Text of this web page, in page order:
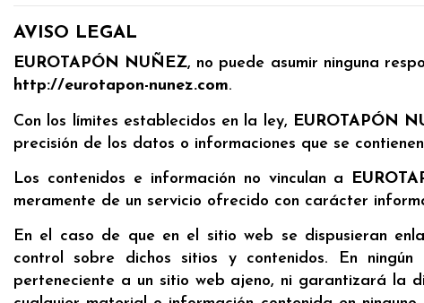
AVISO LEGAL
EUROTAPÓN NUÑEZ, no puede asumir ninguna
http://eurotapon-nunez.com.
Con los límites establecidos en la ley, EUROTAPÓN
precisión de los datos o informaciones que se
Los contenidos e información no vinculan a
meramente de un servicio ofrecido con carácter
En el caso de que en el sitio web se dispusieran
control sobre dichos sitios y contenidos. En ningún
perteneciente a un sitio web ajeno, ni garantizará la